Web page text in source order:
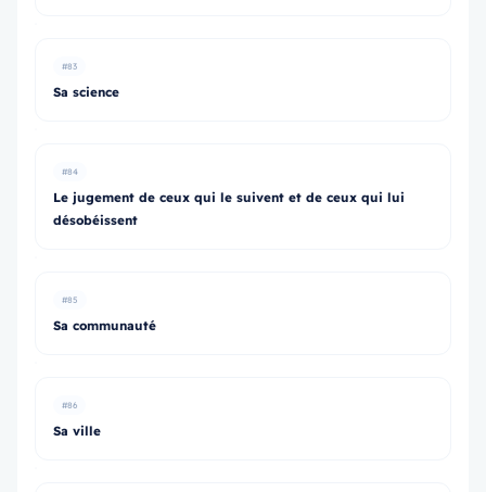
#83
Sa science
#84
Le jugement de ceux qui le suivent et de ceux qui lui
désobéissent
#85
Sa communauté
#86
Sa ville